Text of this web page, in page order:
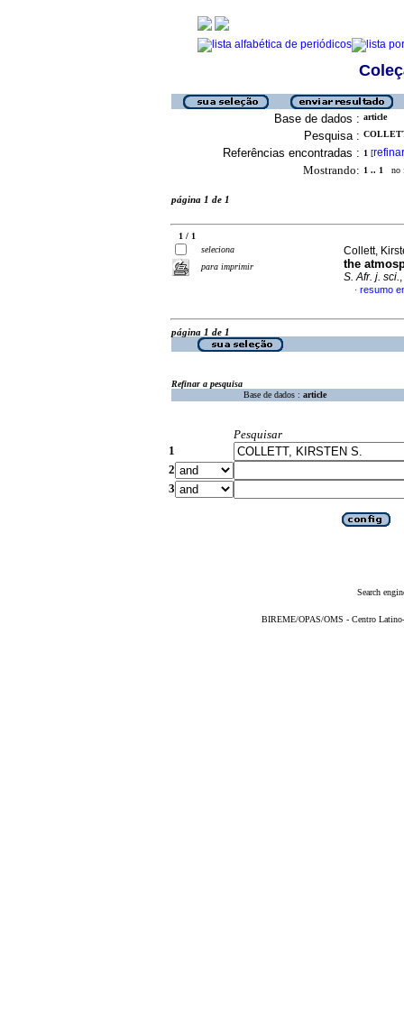
Base de dados : article
Pesquisa :
Referências encontradas : 1 [refinar
Mostrando: 1 .. 1 no
página 1 de 1
1 / 1
seleciona
para imprimir
Collett,
the
S. Afr. j. sci.
· resumo
página 1 de 1
Refinar a pesquisa
Base de dados : article
Pesquisar
1
2
3
Search
BIREME/OPAS/OMS - Centro Latino-